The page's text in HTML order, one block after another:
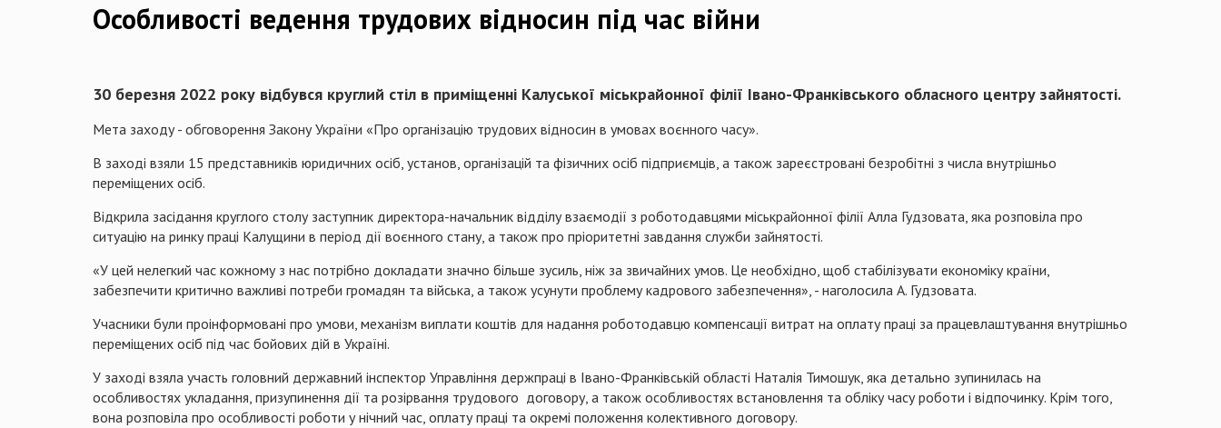
Особливості ведення трудових відносин під час війни
30 березня 2022 року відбувся круглий стіл в приміщенні Калуської міськрайонної філії Івано-Франківського обласного центру зайнятості.
Мета заходу - обговорення Закону України «Про організацію трудових відносин в умовах воєнного часу».
В заході взяли 15 представників юридичних осіб, установ, організацій та фізичних осіб підприємців, а також зареєстровані безробітні з числа внутрішньо
переміщених осіб.
Відкрила засідання круглого столу заступник директора-начальник відділу взаємодії з роботодавцями міськрайонної філії Алла Гудзовата, яка розповіла про
ситуацію на ринку праці Калущини в період дії воєнного стану, а також про пріоритетні завдання служби зайнятості.
«У цей нелегкий час кожному з нас потрібно докладати значно більше зусиль, ніж за звичайних умов. Це необхідно, щоб стабілізувати економіку країни,
забезпечити критично важливі потреби громадян та війська, а також усунути проблему кадрового забезпечення», - наголосила А. Гудзовата.
Учасники були проінформовані про умови, механізм виплати коштів для надання роботодавцю компенсації витрат на оплату праці за працевлаштування внутрішньо
переміщених осіб під час бойових дій в Україні.
У заході взяла участь головний державний інспектор Управління держпраці в Івано-Франківській області Наталія Тимошук, яка детально зупинилась на
особливостях укладання, призупинення дії та розірвання трудового договору, а також особливостях встановлення та обліку часу роботи і відпочинку. Крім того,
вона розповіла про особливості роботи у нічний час, оплату праці та окремі положення колективного договору.